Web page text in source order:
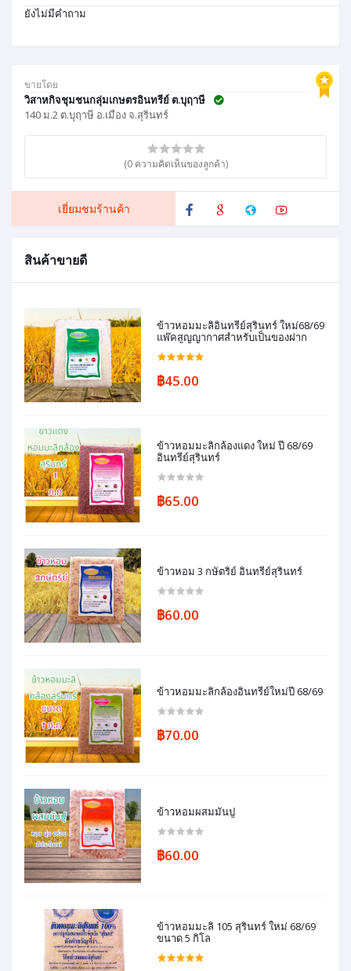
ขายโดย
วิสาหกิจชุมชนกลุ่มเกษตรอินทรีย์ ต.บุฤาษี
140 ม.2 ต.บุฤาษี อ.เมือง จ.สุรินทร์
(0 ความคิดเห็นของลูกค้า)
เยี่ยมชมร้านค้า
สินค้าขายดี
ข้าวหอมมะลิอินทรีย์สุรินทร์ ใหม่68/69
แพ๊คสูญญากาศสำหรับเป็นของฝาก
฿45.00
ข้าวหอมมะลิกล้องแดง ใหม่ ปี 68/69
อินทรีย์สุรินทร์
฿65.00
ข้าวหอม 3 กษัตริย์ อินทรีย์สุรินทร์
฿60.00
ข้าวหอมมะลิกล้องอินทรีย์ใหม่ปี 68/69
฿70.00
ข้าวหอมผสมมันปู
฿60.00
ข้าวหอมมะลิ 105 สุรินทร์ ใหม่ 68/69
ขนาด 5 กิโล
ยังไม่มีคำถาม